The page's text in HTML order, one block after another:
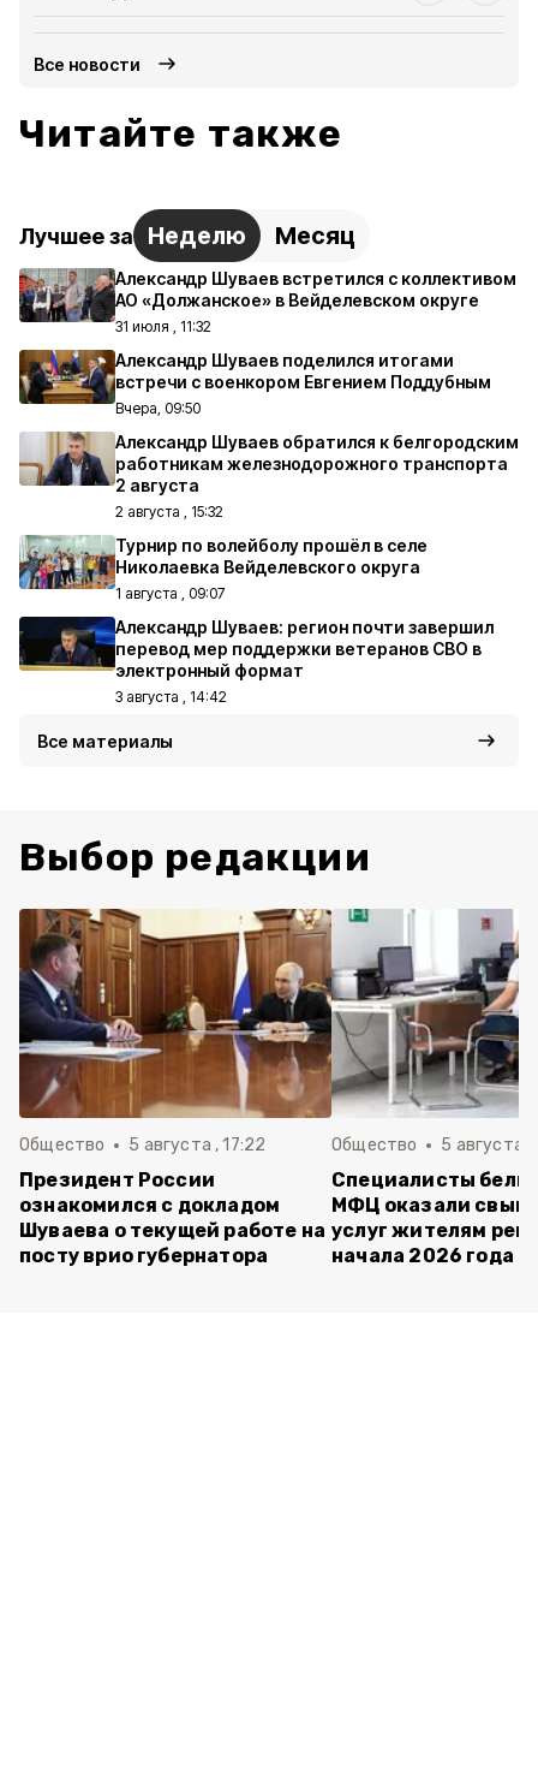
Все новости
Читайте также
Лучшее за Неделю Месяц
Александр Шуваев встретился с коллективом
АО «Должанское» в Вейделевском округе
31 июля , 11:32
Александр Шуваев поделился итогами
встречи с военкором Евгением Поддубным
Вчера, 09:50
Александр Шуваев обратился к белгородским
работникам железнодорожного транспорта
2 августа
2 августа , 15:32
Турнир по волейболу прошёл в селе
Николаевка Вейделевского округа
1 августа , 09:07
Александр Шуваев: регион почти завершил
перевод мер поддержки ветеранов СВО в
электронный формат
3 августа , 14:42
Все материалы
Выбор редакции
Общество 5 августа , 17:22
Президент России
ознакомился с докладом
Шуваева о текущей работе на
посту врио губернатора
Общество 5 августа ,
Специалисты
МФЦ оказали
услуг жителям
начала 2026 года